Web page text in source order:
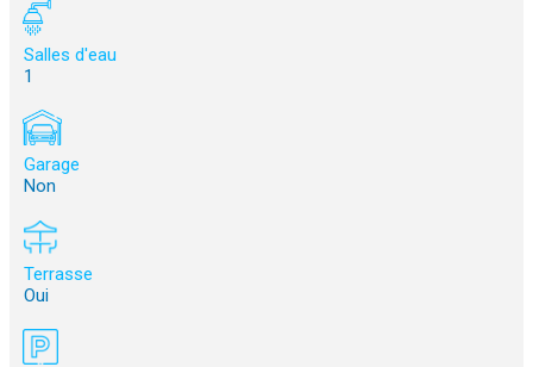
Salles d'eau
1
Garage
Non
Terrasse
Oui